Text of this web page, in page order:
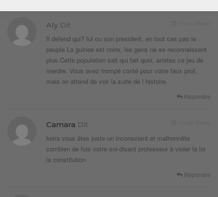
Aly Dit
Il defend qui? Iui ou son president, en tout cas pas le
peuple.La guinee est noire, les gens ne se reconnaissent
plus.Cette population sait qui fait quoi, arretes ce jeu de
merdre. Vous avez trompé conté pour votre faux prof,
mais on attend de voir la suite de l histoire.
Répondre
Camara Dit
keira vous êtes juste un inconscient et malhonnête
combien de fois votre soi-disant professeur à violer la loi
la constitution
Répondre